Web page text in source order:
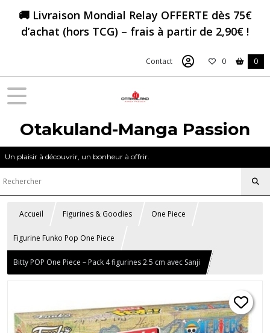
🚚 Livraison Mondial Relay OFFERTE dès 75€
d’achat (hors TCG) – frais à partir de 2,90€ !
Contact 0 0
Otakuland-Manga Passion
Un plaisir à découvrir, un bonheur à offrir.
Accueil Figurines & Goodies One Piece
Figurine Funko Pop One Piece
Bitty POP One Piece – Pack 4 figurines 2.5 cm avec Sanji